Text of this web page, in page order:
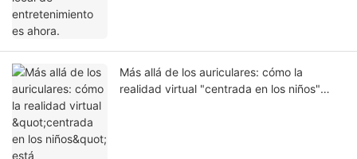
Más allá de los auriculares: cómo la
realidad virtual "centrada en los niños"